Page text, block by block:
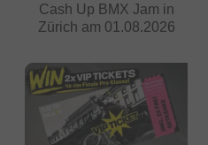
Cash Up BMX Jam in
Zürich am 01.08.2026